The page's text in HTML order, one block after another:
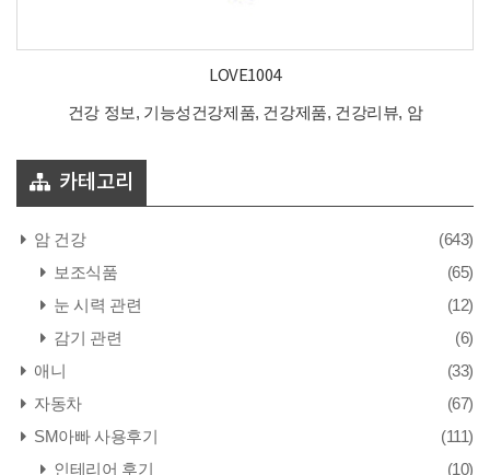
LOVE1004
건강 정보, 기능성건강제품, 건강제품, 건강리뷰, 암
카테고리
암 건강
(643)
보조식품
(65)
눈 시력 관련
(12)
감기 관련
(6)
애니
(33)
자동차
(67)
SM아빠 사용후기
(111)
인테리어 후기
(10)